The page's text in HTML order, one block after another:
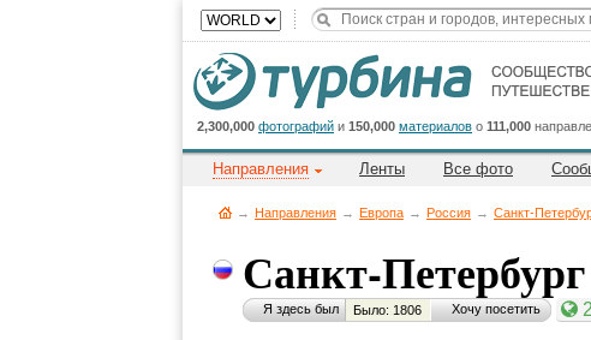
2,300,000 фотографий и 150,000 материалов о 111,000
Направления Ленты Все фото
→ Направления → Европа → Россия → Санкт-
Санкт-Петербург
Я здесь был Было: 1806 Хочу посетить